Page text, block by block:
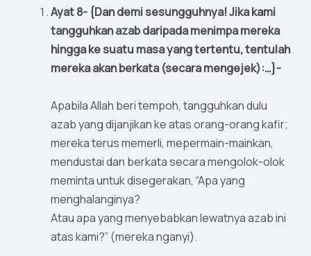
Ayat 8- {Dan demi sesungguhnya! Jika kami
tangguhkan azab daripada menimpa mereka
hingga ke suatu masa yang tertentu, tentulah
mereka akan berkata (secara mengejek):…}-
Apabila Allah beri tempoh, tangguhkan dulu
azab yang dijanjikan ke atas orang-orang kafir;
mereka terus memerli, mepermain-mainkan,
mendustai dan berkata secara mengolok-olok
meminta untuk disegerakan, “Apa yang
menghalanginya?
Atau apa yang menyebabkan lewatnya azab ini
atas kami?” (mereka nganyi).